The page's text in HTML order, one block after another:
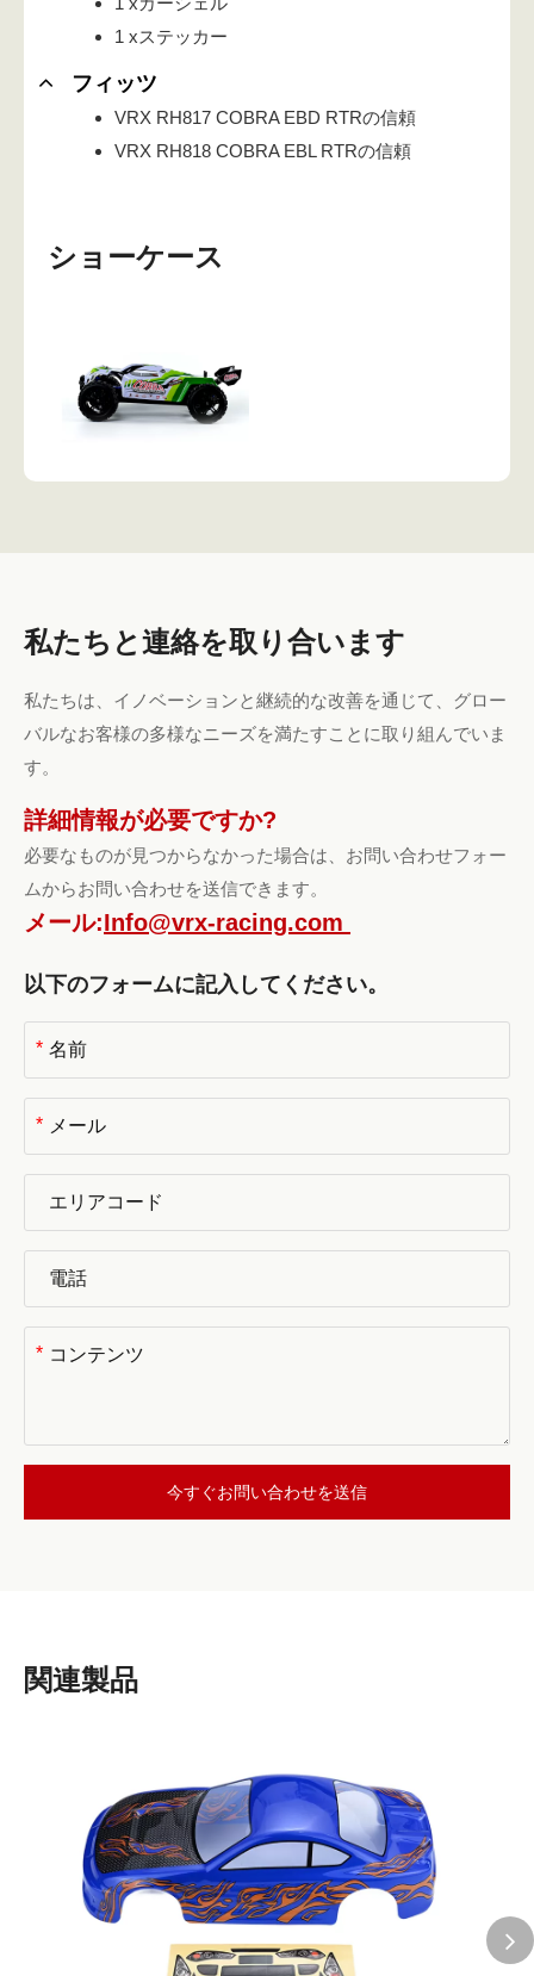
1 xステッカー
フィッツ
VRX RH817 COBRA EBD RTRの信頼
VRX RH818 COBRA EBL RTRの信頼
ショーケース
私たちと連絡を取り合います
私たちは、イノベーションと継続的な改善を通じて、グロー
バルなお客様の多様なニーズを満たすことに取り組んでいま
す。
詳細情報が必要ですか?
必要なものが見つからなかった場合は、お問い合わせフォー
ムからお問い合わせを送信できます。
メール:Info@vrx-racing.com
以下のフォームに記入してください。
*
*
*
今すぐお問い合わせを送信
関連製品